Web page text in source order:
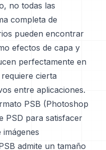
no todas las
completa de
pueden encontrar
efectos de capa y
perfectamente en
cierta
entre aplicaciones.
PSB (Photoshop
PSD para satisfacer
imágenes
admite un tamaño